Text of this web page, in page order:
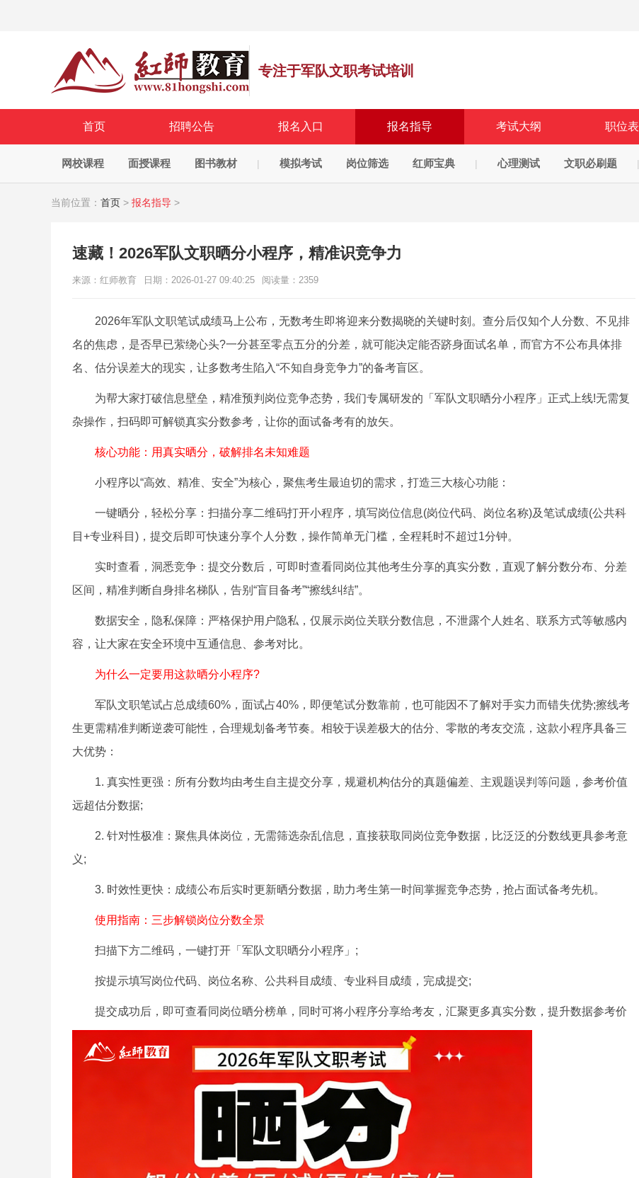
专注于军队文职考试培训
首页 招聘公告 报名入口 报名指导 考试大纲 职位表
网校课程 面授课程 图书教材 | 模拟考试 岗位筛选 红师宝典 | 心理测试 文职必刷题 |
当前位置： 首页 > 报名指导 >
速藏！2026军队文职晒分小程序，精准识竞争力
来源：红师教育 日期：2026-01-27 09:40:25 阅读量： 2359
2026年军队文职笔试成绩马上公布，无数考生即将迎来分数揭晓的关键时刻。查分后仅知个人分数、不见排
名的焦虑，是否早已萦绕心头?一分甚至零点五分的分差，就可能决定能否跻身面试名单，而官方不公布具体排
名、估分误差大的现实，让多数考生陷入“不知自身竞争力”的备考盲区。
为帮大家打破信息壁垒，精准预判岗位竞争态势，我们专属研发的「军队文职晒分小程序」正式上线!无需复
杂操作，扫码即可解锁真实分数参考，让你的面试备考有的放矢。
核心功能：用真实晒分，破解排名未知难题
小程序以“高效、精准、安全”为核心，聚焦考生最迫切的需求，打造三大核心功能：
一键晒分，轻松分享：扫描分享二维码打开小程序，填写岗位信息(岗位代码、岗位名称)及笔试成绩(公共科
目+专业科目)，提交后即可快速分享个人分数，操作简单无门槛，全程耗时不超过1分钟。
实时查看，洞悉竞争：提交分数后，可即时查看同岗位其他考生分享的真实分数，直观了解分数分布、分差
区间，精准判断自身排名梯队，告别“盲目备考”“擦线纠结”。
数据安全，隐私保障：严格保护用户隐私，仅展示岗位关联分数信息，不泄露个人姓名、联系方式等敏感内
容，让大家在安全环境中互通信息、参考对比。
为什么一定要用这款晒分小程序?
军队文职笔试占总成绩60%，面试占40%，即便笔试分数靠前，也可能因不了解对手实力而错失优势;擦线考
生更需精准判断逆袭可能性，合理规划备考节奏。相较于误差极大的估分、零散的考友交流，这款小程序具备三
大优势：
1. 真实性更强：所有分数均由考生自主提交分享，规避机构估分的真题偏差、主观题误判等问题，参考价值
远超估分数据;
2. 针对性极准：聚焦具体岗位，无需筛选杂乱信息，直接获取同岗位竞争数据，比泛泛的分数线更具参考意
义;
3. 时效性更快：成绩公布后实时更新晒分数据，助力考生第一时间掌握竞争态势，抢占面试备考先机。
使用指南：三步解锁岗位分数全景
扫描下方二维码，一键打开「军队文职晒分小程序」;
按提示填写岗位代码、岗位名称、公共科目成绩、专业科目成绩，完成提交;
提交成功后，即可查看同岗位晒分榜单，同时可将小程序分享给考友，汇聚更多真实分数，提升数据参考价